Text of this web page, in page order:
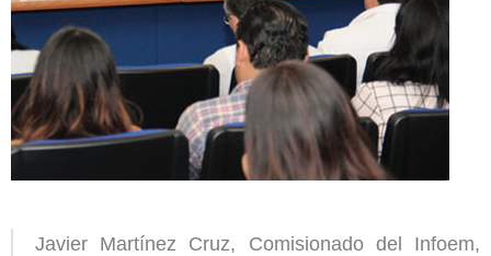
Javier Martínez Cruz, Comisionado del Infoem,